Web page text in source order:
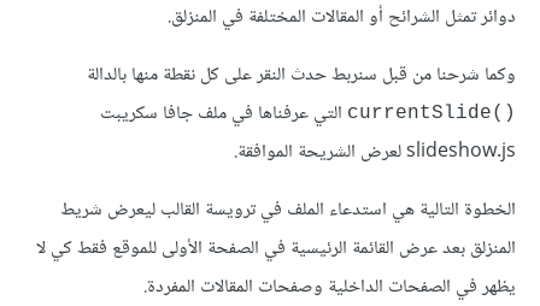
دوائر تمثل الشرائح أو المقالات المختلفة في المنزلق.
وكما شرحنا من قبل سنربط حدث النقر على كل نقطة منها بالدالة
currentSlide() ‎ التي عرفناها في ملف جافا سكريبت
slideshow.js لعرض الشريحة الموافقة.
الخطوة التالية هي استدعاء الملف في ترويسة القالب ليعرض شريط
المنزلق بعد عرض القائمة الرئيسية في الصفحة الأولى للموقع فقط كي لا
يظهر في الصفحات الداخلية وصفحات المقالات المفردة.